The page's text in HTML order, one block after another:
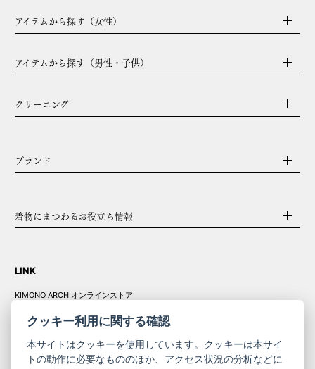
アイテムから探す（女性）
アイテムから探す（男性・子供）
クリーニング
ブランド
着物にまつわるお役立ち情報
LINK
KIMONO ARCH オンラインストア
クッキー利用に関する確認
本サイトはクッキーを使用しています。クッキーは本サイ
トの動作に必要なもののほか、アクセス状況の分析などに